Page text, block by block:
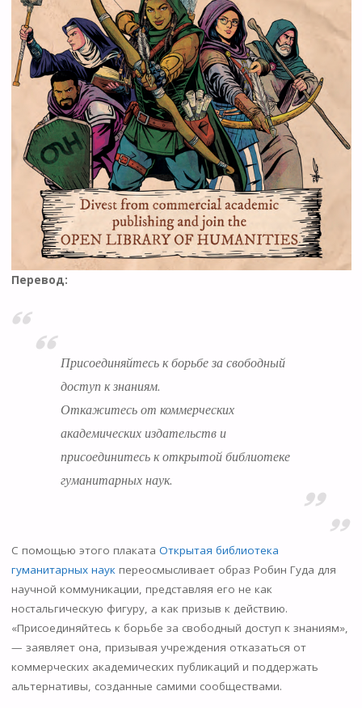
Перевод:
Присоединяйтесь к борьбе за свободный
доступ к знаниям.
Откажитесь от коммерческих
академических издательств и
присоединитесь к открытой библиотеке
гуманитарных наук.
С помощью этого плаката Открытая библиотека
гуманитарных наукпереосмысливает образ Робин Гуда для
научной коммуникации, представляя его не как
ностальгическую фигуру, а как призыв к действию.
«Присоединяйтесь к борьбе за свободный доступ к знаниям»,
— заявляет она, призывая учреждения отказаться от
коммерческих академических публикаций и поддержать
альтернативы, созданные самими сообществами.